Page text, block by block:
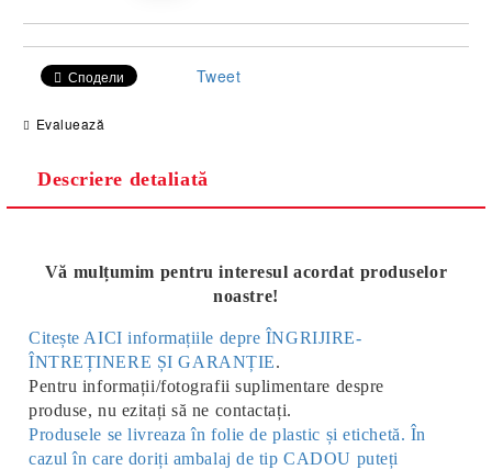
Сподели Tweet
Evaluează
Descriere detaliată
Vă mulțumim pentru interesul acordat produselor
noastre!
Citește AICI informațiile depre ÎNGRIJIRE-
ÎNTREȚINERE ȘI GARANȚIE.
Pentru informații/fotografii suplimentare despre
produse, nu ezitați să ne contactați.
Produsele se livreaza în folie de plastic și etichetă. În
cazul în care doriți ambalaj de tip CADOU puteți